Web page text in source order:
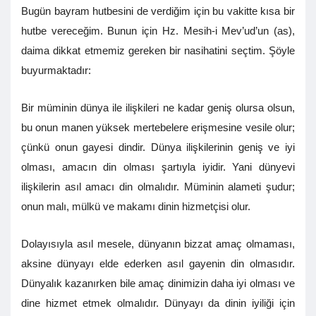
Bugün bayram hutbesini de verdiğim için bu vakitte kısa bir
hutbe vereceğim. Bunun için Hz. Mesih-i Mev’ud’un (as),
daima dikkat etmemiz gereken bir nasihatini seçtim. Şöyle
buyurmaktadır:
Bir müminin dünya ile ilişkileri ne kadar geniş olursa olsun,
bu onun manen yüksek mertebelere erişmesine vesile olur;
çünkü onun gayesi dindir. Dünya ilişkilerinin geniş ve iyi
olması, amacın din olması şartıyla iyidir. Yani dünyevi
ilişkilerin asıl amacı din olmalıdır. Müminin alameti şudur;
onun malı, mülkü ve makamı dinin hizmetçisi olur.
Dolayısıyla asıl mesele, dünyanın bizzat amaç olmaması,
aksine dünyayı elde ederken asıl gayenin din olmasıdır.
Dünyalık kazanırken bile amaç dinimizin daha iyi olması ve
dine hizmet etmek olmalıdır. Dünyayı da dinin iyiliği için